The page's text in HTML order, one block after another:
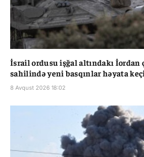
İsrail ordusu işğal altındakı İordan
sahilində yeni basqınlar həyata
8 Avqust 2026 18:02